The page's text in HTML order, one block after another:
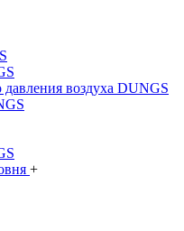
воздуха DUNGS
+